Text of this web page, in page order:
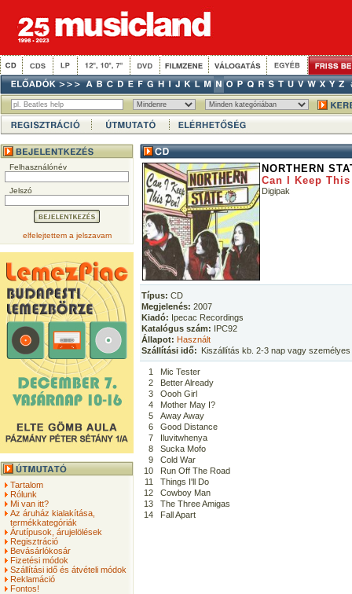
Felhasználónév
Jelszó
elfelejtettem a jelszavam
Tartalom
Rólunk
Mi van itt?
Az áruház kialakítása,
termékkategóriák
Árutípusok, árujelölések
Regisztráció
Bevásárlókosár
Fizetési módok
Szállítási idő és átvételi módok
Reklamáció
Fontos!
NORTHERN
Can I Keep
Digipak
Típus: CD
Megjelenés: 2007
Kiadó: Ipecac Recordings
Katalógus szám: IPC92
Állapot: Használt
Szállítási idő: Kiszállítás kb. 2-3 nap vagy
1
Mic Tester
2
Better Already
3
Oooh Girl
4
Mother May I?
5
Away Away
6
Good Distance
7
Iluvitwhenya
8
Sucka Mofo
9
Cold War
10
Run Off The Road
11
Things I'll Do
12
Cowboy Man
13
The Three Amigas
14
Fall Apart